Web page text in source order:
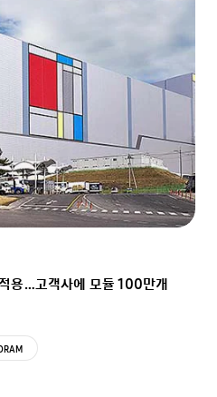
용…고객사에 모듈 100만개